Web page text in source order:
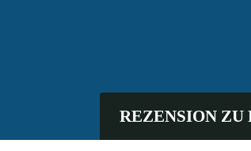
REZENSION ZU